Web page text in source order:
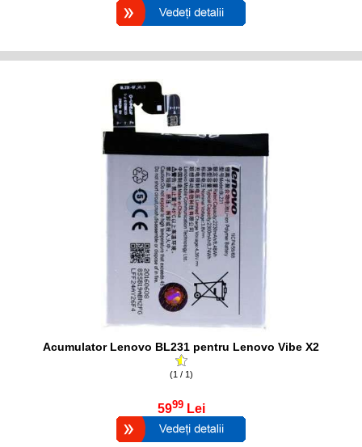
Acumulator Lenovo BL231 pentru Lenovo Vibe X2
(1 / 1)
5999 Lei